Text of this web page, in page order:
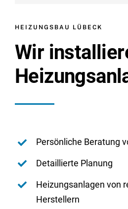
HEIZUNGSBAU LÜBECK
Wir
Persönliche Beratung
Detaillierte Planung
Heizungsanlagen von
Herstellern